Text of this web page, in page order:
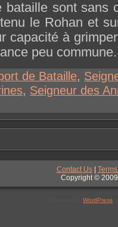
bataille sont sans
le Rohan et
capacité à
peu commune.
de Bataille,
, Seigneur des
Contact Us|
Copyright ©
WordPress